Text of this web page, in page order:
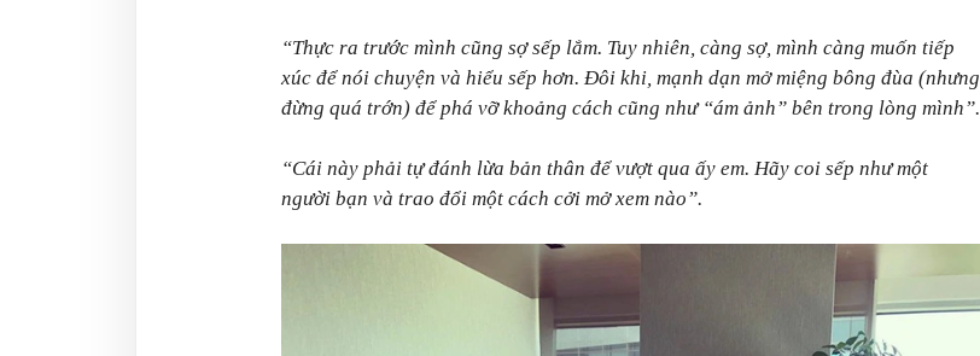
“Thực ra trước mình cũng sợ sếp lắm. Tuy nhiên, càng sợ, mình càng muốn tiếp
xúc để nói chuyện và hiểu sếp hơn. Đôi khi, mạnh dạn mở miệng bông đùa (nhưng
đừng quá trớn) để phá vỡ khoảng cách cũng như “ám ảnh” bên trong lòng mình”.
“Cái này phải tự đánh lừa bản thân để vượt qua ấy em. Hãy coi sếp như một
người bạn và trao đổi một cách cởi mở xem nào”.